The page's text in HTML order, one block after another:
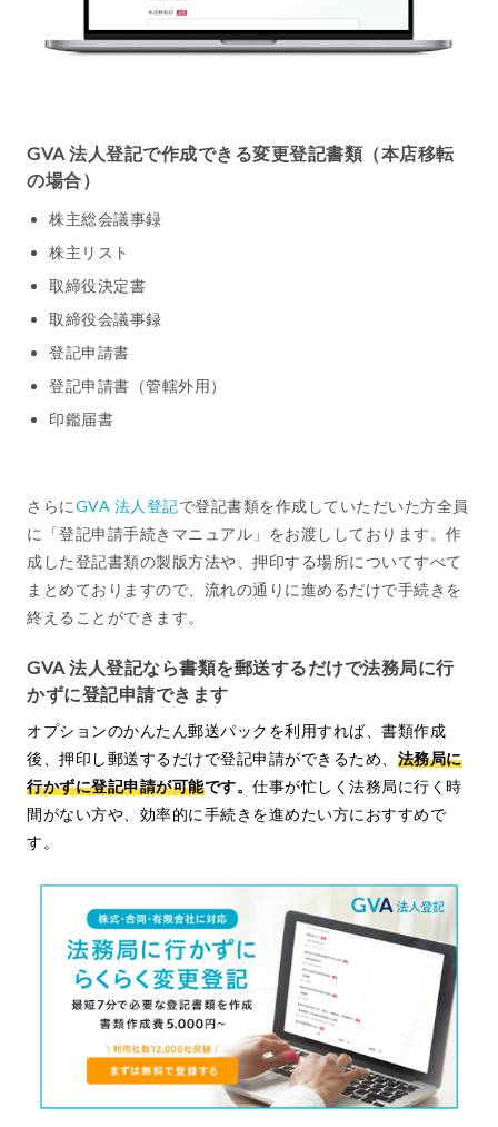
GVA 法人登記で作成できる変更登記書類（本店移転
の場合）
株主総会議事録
株主リスト
取締役決定書
取締役会議事録
登記申請書
登記申請書（管轄外用）
印鑑届書
さらにGVA 法人登記で登記書類を作成していただいた方全員
に「登記申請手続きマニュアル」をお渡ししております。作
成した登記書類の製版方法や、押印する場所についてすべて
まとめておりますので、流れの通りに進めるだけで手続きを
終えることができます。
GVA 法人登記なら書類を郵送するだけで法務局に行
かずに登記申請できます
オプションのかんたん郵送パックを利用すれば、書類作成
後、押印し郵送するだけで登記申請ができるため、 法務局に
行かずに登記申請が可能です。 仕事が忙しく法務局に行く時
間がない方や、効率的に手続きを進めたい方におすすめで
す。